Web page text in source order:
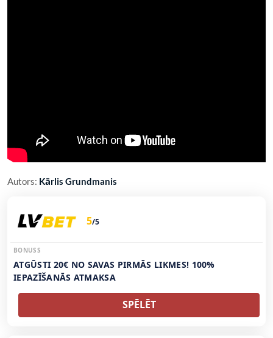
Autors: Kārlis Grundmanis
5/5
BONUSS
ATGŪSTI 20€ NO SAVAS PIRMĀS LIKMES! 100%
IEPAZĪŠANĀS ATMAKSA
SPĒLĒT